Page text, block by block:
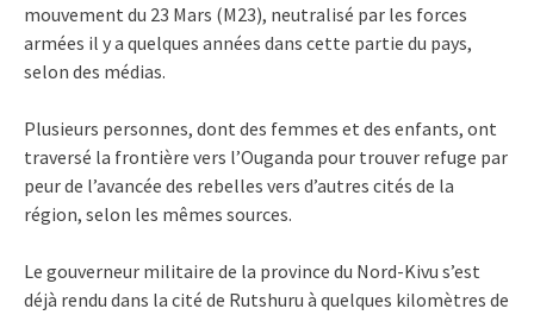
mouvement du 23 Mars (M23), neutralisé par les forces
armées il y a quelques années dans cette partie du pays,
selon des médias.
Plusieurs personnes, dont des femmes et des enfants, ont
traversé la frontière vers l’Ouganda pour trouver refuge par
peur de l’avancée des rebelles vers d’autres cités de la
région, selon les mêmes sources.
Le gouverneur militaire de la province du Nord-Kivu s’est
déjà rendu dans la cité de Rutshuru à quelques kilomètres de